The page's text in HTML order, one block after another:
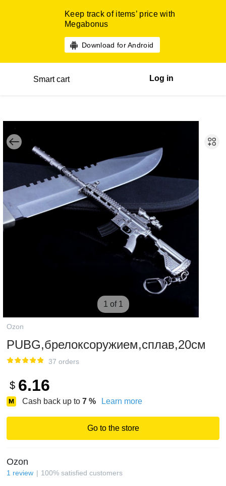
Keep track of items’ price with
Megabonus
Download for Android
Smart cart Log in
1 of 1
Ozon
PUBG,брелоксоружием,сплав,20см
37 orders
$ 6.16
Cash back up to 7 % Learn more
Go to the store
Ozon
1 review 100% satisfied customers